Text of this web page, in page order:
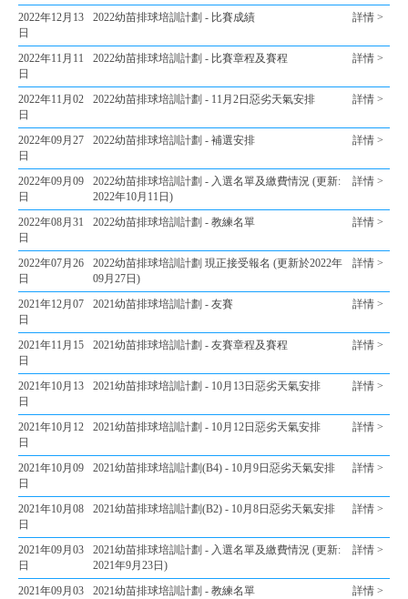
2022年12月13
日
2022幼苗排球培訓計劃 - 比賽成績 詳情 >
2022年11月11
日
2022幼苗排球培訓計劃 - 比賽章程及賽程 詳情 >
2022年11月02
日
2022幼苗排球培訓計劃 - 11月2日惡劣天氣安排 詳情 >
2022年09月27
日
2022幼苗排球培訓計劃 - 補選安排 詳情 >
2022年09月09
日
2022幼苗排球培訓計劃 - 入選名單及繳費情況 (更新:
2022年10月11日)
詳情 >
2022年08月31
日
2022幼苗排球培訓計劃 - 教練名單 詳情 >
2022年07月26
日
2022幼苗排球培訓計劃 現正接受報名 (更新於2022年
09月27日)
詳情 >
2021年12月07
日
2021幼苗排球培訓計劃 - 友賽 詳情 >
2021年11月15
日
2021幼苗排球培訓計劃 - 友賽章程及賽程 詳情 >
2021年10月13
日
2021幼苗排球培訓計劃 - 10月13日惡劣天氣安排 詳情 >
2021年10月12
日
2021幼苗排球培訓計劃 - 10月12日惡劣天氣安排 詳情 >
2021年10月09
日
2021幼苗排球培訓計劃(B4) - 10月9日惡劣天氣安排 詳情 >
2021年10月08
日
2021幼苗排球培訓計劃(B2) - 10月8日惡劣天氣安排 詳情 >
2021年09月03
日
2021幼苗排球培訓計劃 - 入選名單及繳費情況 (更新:
2021年9月23日)
詳情 >
2021年09月03
2021幼苗排球培訓計劃 - 教練名單 詳情 >